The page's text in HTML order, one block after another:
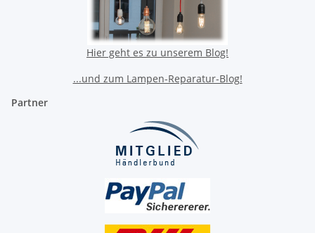
Hier geht es zu unserem Blog!
...und zum Lampen-Reparatur-Blog!
Partner